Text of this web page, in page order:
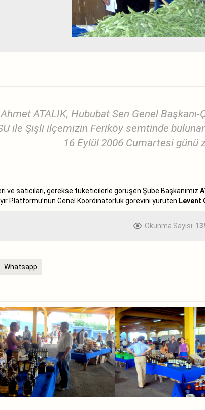
Ahmet ATALIK, Hububat Sen Genel
ile Şişli ilçemizin Feriköy semtinde
16 Eylül 2006 Cumartesi günü
ve satıcıları, gerekse tüketicilerle görüşen Şube Başkanımız
Platformu’nun Genel Koordinatörlük görevini yürüten Levent
Okunma Sayısı:
Whatsapp